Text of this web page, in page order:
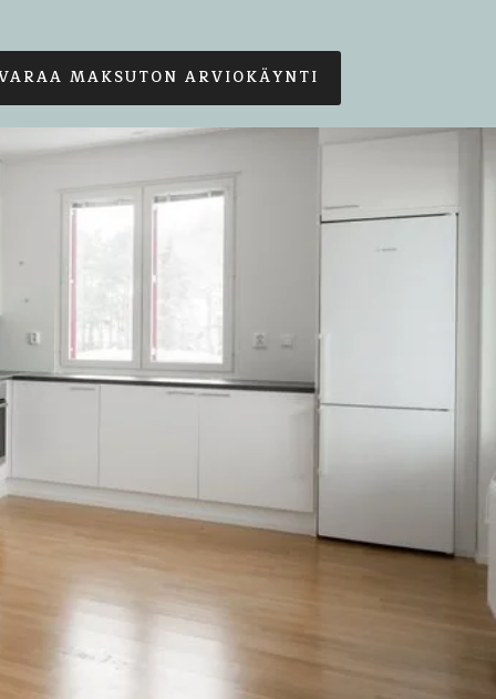
MAKSUTON ARVIOKÄYNTI